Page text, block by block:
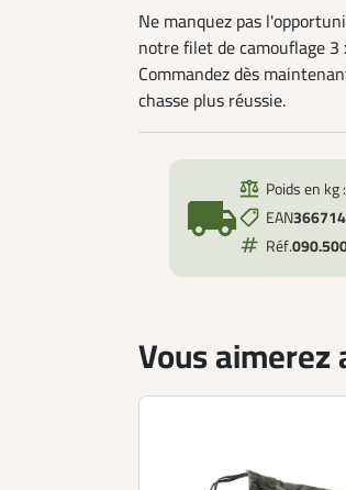
Ne manquez pas
notre filet de camouflage 3
Commandez dès
chasse plus réussie.
local_shipping
Poids en kg :
EAN
Réf.
Vous aimerez